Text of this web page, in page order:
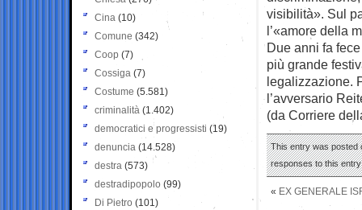
visibilità». Sul
l’«amore della
Due anni fa
più grande
legalizzazione.
l’avversario
(da Corriere
This entry was posted
responses to this
« EX GENERALE
Cina (10)
Comune (342)
Coop (7)
Cossiga (7)
Costume (5.581)
criminalità (1.402)
democratici e progressisti (19)
denuncia (14.528)
destra (573)
destradipopolo (99)
Di Pietro (101)